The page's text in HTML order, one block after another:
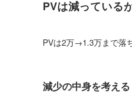
PVは減っている
PVは2万→1.3万まで落
減少の中身を考える